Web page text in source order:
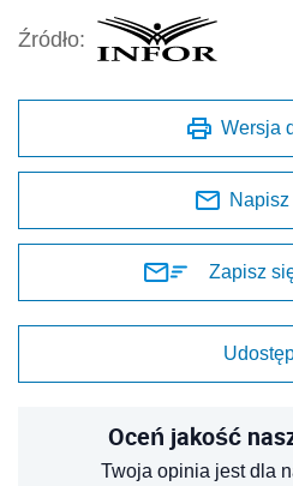
Źródło:
Wersja
Zapisz
Oceń jakość
Twoja opinia jest dla